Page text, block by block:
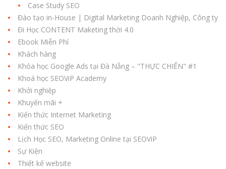
Case Study SEO
Đào tạo in-House | Digital Marketing Doanh Nghiệp, Công ty
Đi Học CONTENT Maketing thời 4.0
Ebook Miễn Phí
Khách hàng
Khóa học Google Ads tại Đà Nẵng – "THỰC CHIẾN" #1
Khoá học SEOViP Academy
Khởi nghiệp
Khuyến mãi +
Kiến thức Internet Marketing
Kiến thức SEO
Lịch Học SEO, Marketing Online tại SEOViP
Sự Kiện
Thiết kế website